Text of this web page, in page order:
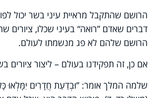
הרושם שהתקבל מראיית עיני בשר יכול
דברים שאדם ”רואה“ בעיני שכלו, ציורים
הרושם שלהם לא פג מנשמתו לעולם.
אם כן, זה תפקידנו בעולם – ליצור ציורים
שלמה המלך אומר: ”וּבְדַעַת חֲדָרִים יִמָּלְאוּ כָּל